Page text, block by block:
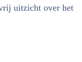
uitzicht over het